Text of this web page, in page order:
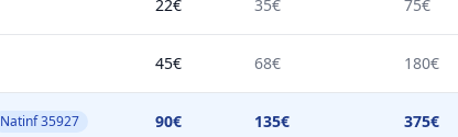
22€ 35€ 75€
45€ 68€ 180€
Natinf 35927 90€ 135€ 375€